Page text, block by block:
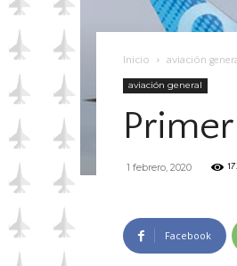
Inicio aviación
aviación general
1 febrero, 2020
Facebook